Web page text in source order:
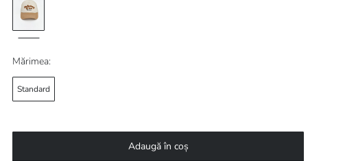
Mărimea:
Standard
Adaugă în coș